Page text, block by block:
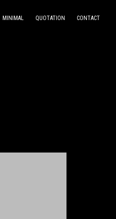
MINIMAL QUOTATION CONTACT